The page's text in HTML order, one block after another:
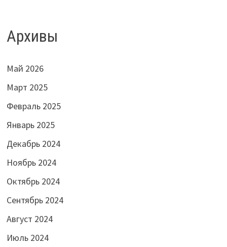
Архивы
Май 2026
Март 2025
Февраль 2025
Январь 2025
Декабрь 2024
Ноябрь 2024
Октябрь 2024
Сентябрь 2024
Август 2024
Июль 2024